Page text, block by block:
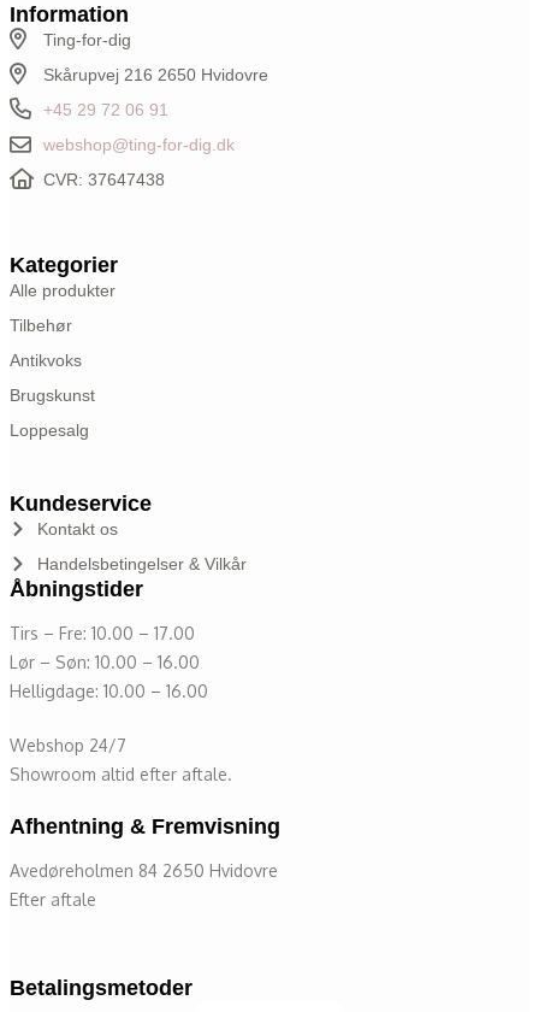
Information
Ting-for-dig
Skårupvej 216 2650 Hvidovre
+45 29 72 06 91
webshop@ting-for-dig.dk
CVR: 37647438
Kategorier
Alle produkter
Tilbehør
Antikvoks
Brugskunst
Loppesalg
Kundeservice
Kontakt os
Handelsbetingelser & Vilkår
Åbningstider
Tirs – Fre: 10.00 – 17.00
Lør – Søn: 10.00 – 16.00
Helligdage: 10.00 – 16.00
Webshop 24/7
Showroom altid efter aftale.
Afhentning & Fremvisning
Avedøreholmen 84 2650 Hvidovre
Efter aftale
Betalingsmetoder